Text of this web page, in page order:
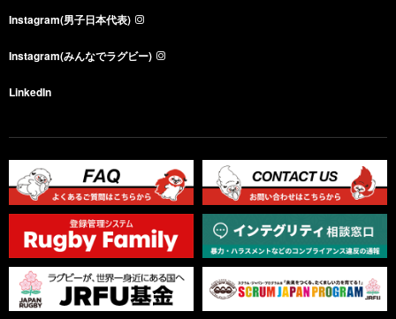
Instagram(男子日本代表)
Instagram(みんなでラグビー)
LinkedIn